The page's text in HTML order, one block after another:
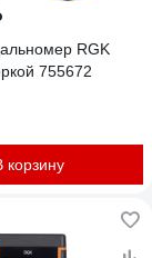
RGK
755672
корзину